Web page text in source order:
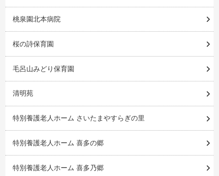
桃泉園北本病院
桜の詩保育園
毛呂山みどり保育園
清明苑
特別養護老人ホーム さいたまやすらぎの里
特別養護老人ホーム 喜多の郷
特別養護老人ホーム 喜多乃郷